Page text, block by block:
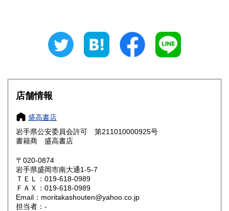
185円 三重県
大阪府
奈良県
鳥取県 185円 島根県
岡山県
山口県 185円
香川県 185円 愛媛県
店舗情報
盛高書店
岩手県公安委員会許可 第211010000925号
書籍商 盛高書店
〒020-0874
岩手県盛岡市南大通1-5-7
ＴＥＬ：019-618-0989
ＦＡＸ：019-618-0989
Email：moritakashouten@yahoo.co.jp
担当者：-